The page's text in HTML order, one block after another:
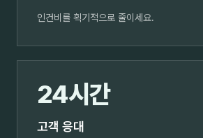
인건비를 획기적으로 줄이세요.
24시간
고객 응대